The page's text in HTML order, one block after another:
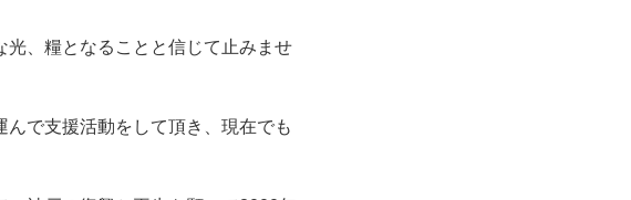
光、糧となることと信じて止みませ
で支援活動をして頂き、現在でも